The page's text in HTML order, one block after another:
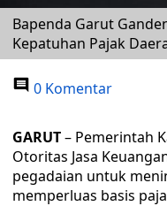
Bapenda Garut
Kepatuhan Pajak
0 Komentar
GARUT– Pemerintah
Otoritas Jasa
pegadaian untuk
memperluas basis